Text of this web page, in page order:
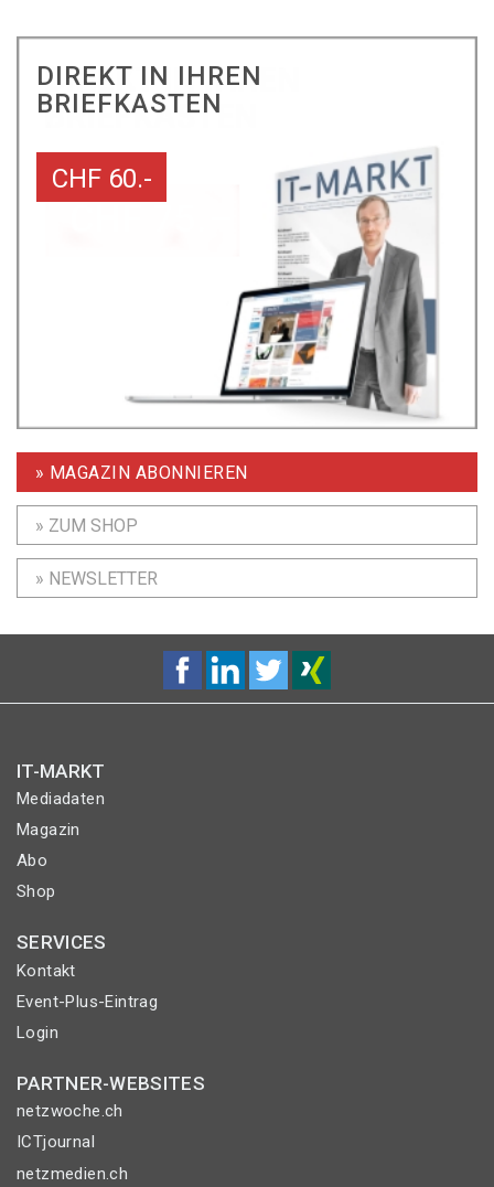
DIREKT IN IHREN
BRIEFKASTEN
CHF 60.-
» MAGAZIN ABONNIEREN
» ZUM SHOP
» NEWSLETTER
IT-MARKT
Mediadaten
Magazin
Abo
Shop
SERVICES
Kontakt
Event-Plus-Eintrag
Login
PARTNER-WEBSITES
netzwoche.ch
ICTjournal
netzmedien.ch